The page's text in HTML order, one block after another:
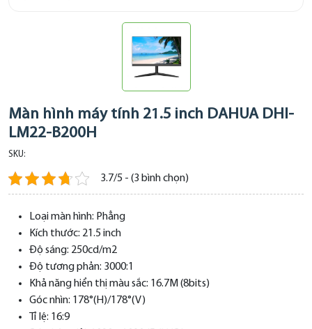
Màn hình máy tính 21.5 inch DAHUA DHI-
LM22-B200H
SKU:
3.7/5 - (3 bình chọn)
Loại màn hình: Phẳng
Kích thước: 21.5 inch
Độ sáng: 250cd/m2
Độ tương phản: 3000:1
Khả năng hiển thị màu sắc: 16.7M (8bits)
Góc nhìn: 178°(H)/178°(V)
Tỉ lệ: 16:9